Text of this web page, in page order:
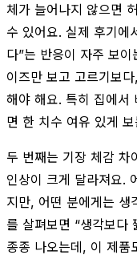
체가 늘어나지 않으면
수 있어요. 실제 후기에
다”는 반응이 자주 보
이즈만 보고 고르기보
해야 해요. 특히 집에서
면 한 치수 여유 있게
두 번째는 기장 체감 차
인상이 크게 달라져요.
지만, 어떤 분에게는 생
를 살펴보면 “생각보다
종종 나오는데, 이 제품